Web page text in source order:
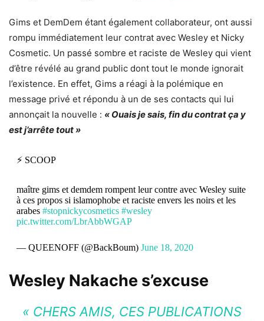
Gims et DemDem étant également collaborateur, ont aussi
rompu immédiatement leur contrat avec Wesley et Nicky
Cosmetic. Un passé sombre et raciste de Wesley qui vient
d’être révélé au grand public dont tout le monde ignorait
l’existence. En effet, Gims a réagi à la polémique en
message privé et répondu à un de ses contacts qui lui
annonçait la nouvelle : « Ouais je sais, fin du contrat ça y
est j’arrête tout »
⚡️ SCOOP
maître gims et demdem rompent leur contre avec Wesley suite
à ces propos si islamophobe et raciste envers les noirs et les
arabes #stopnickycosmetics #wesley
pic.twitter.com/LbrAbbWGAP
— QUEENOFF (@BackBoum) June 18, 2020
Wesley Nakache s’excuse
« CHERS AMIS, CES PUBLICATIONS